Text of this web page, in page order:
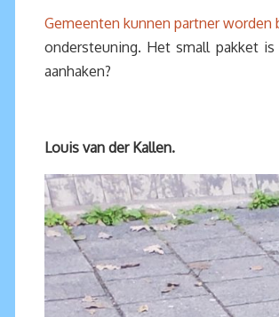
Gemeenten kunnen partner
ondersteuning. Het small pakket
aanhaken?
Louis van der Kallen.